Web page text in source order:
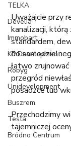
TELKA
Develia
Immobart
KP Development
Robyg
Unidevelopment
Buszrem
Testa
Bródno Centrum
Uważajcie przy
kanalizacji, którą
standardem,
do
łatwo
przegród
posadzce lub
Przechodzimy
tajemniczej